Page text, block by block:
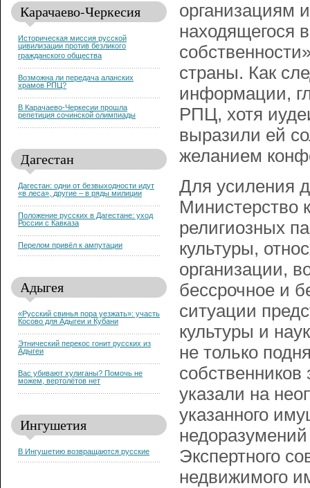
Карачаево-Черкесия
Историческая миссия русской
цивилизации против безликого
гражданского общества
Возможна ли передача аланских
храмов РПЦ?
В Карачаево-Черкесии прошла
репетиция сочинской олимпиады
Дагестан
Дагестан: одни от безвыходности идут
«в леса», другие – в ряды милиции
Положение русских в Дагестане: уход
России с Кавказа
Перелом привёл к ампутации
Адыгея
«Русский свинья пора уезжать»: участь
Косово для Адыгеи и Кубани
Этнический перекос гонит русских из
Адыгеи
Вас убивают хулиганы? Помочь не
можем, вертолётов нет
Ингушетия
В Ингушетию возвращаются русские
организациям
находящегося
страны. Как
информации,
РПЦ, хотя
выразили ей
желанием
Для усиления
Министерство
религиозных
культуры,
организации,
бессрочное и
ситуации
культуры и
не только
собственников
указали на
указанного
Экспертного
недвижимого